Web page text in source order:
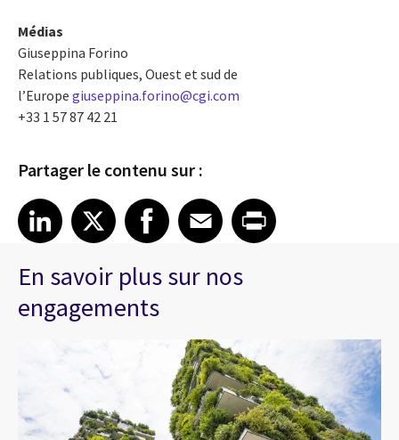
Médias
Giuseppina Forino
Relations publiques, Ouest et sud de
l’Europe giuseppina.forino@cgi.com
+33 1 57 87 42 21
Partager le contenu sur :
Share article on LinkedIn
LinkedIn
Share article on XShare article on Facebook
Facebook
Share article on Email
EmailShare article on Print
En savoir plus sur nos
engagements